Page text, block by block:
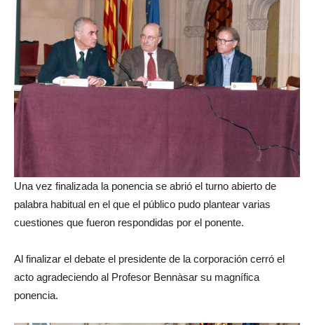
Una vez finalizada la ponencia se abrió el turno abierto de
palabra habitual en el que el público pudo plantear varias
cuestiones que fueron respondidas por el ponente.
Al finalizar el debate el presidente de la corporación cerró el
acto agradeciendo al Profesor Bennàsar su magnífica
ponencia.